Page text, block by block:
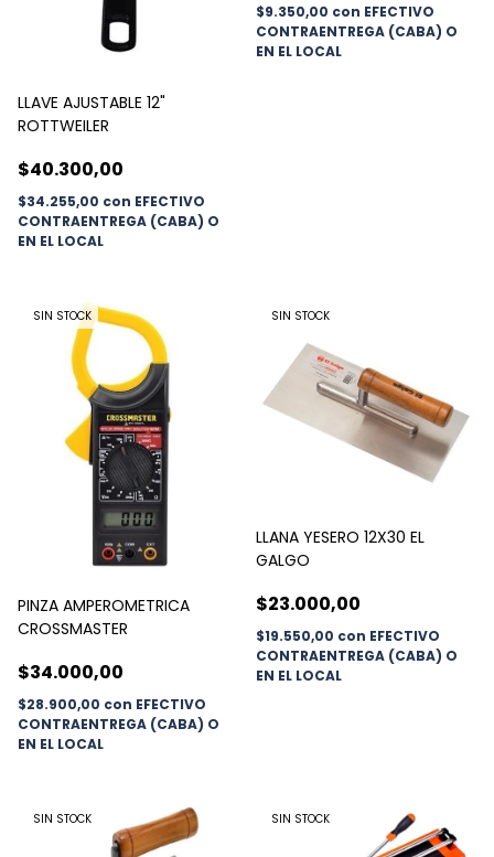
LLAVE AJUSTABLE 12"
ROTTWEILER
$40.300,00
$34.255,00 con EFECTIVO
CONTRAENTREGA (CABA) O
EN EL LOCAL
$9.350,00 con EFECTIVO
CONTRAENTREGA (CABA) O
EN EL LOCAL
SIN STOCK
PINZA AMPEROMETRICA
CROSSMASTER
$34.000,00
$28.900,00 con EFECTIVO
CONTRAENTREGA (CABA) O
EN EL LOCAL
SIN STOCK
LLANA YESERO 12X30 EL
GALGO
$23.000,00
$19.550,00 con EFECTIVO
CONTRAENTREGA (CABA) O
EN EL LOCAL
SIN STOCK SIN STOCK